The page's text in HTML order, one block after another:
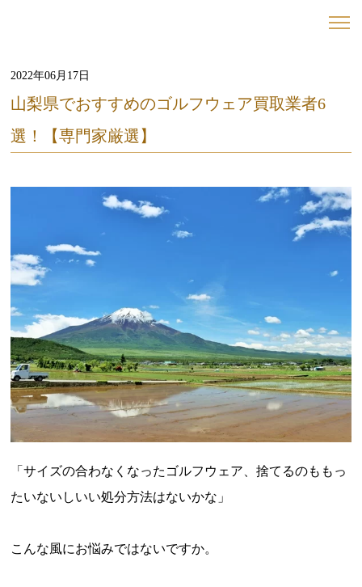
2022年06月17日
山梨県でおすすめのゴルフウェア買取業者6
選！【専門家厳選】
「サイズの合わなくなったゴルフウェア、捨てるのももっ
たいないしいい処分方法はないかな」
こんな風にお悩みではないですか。